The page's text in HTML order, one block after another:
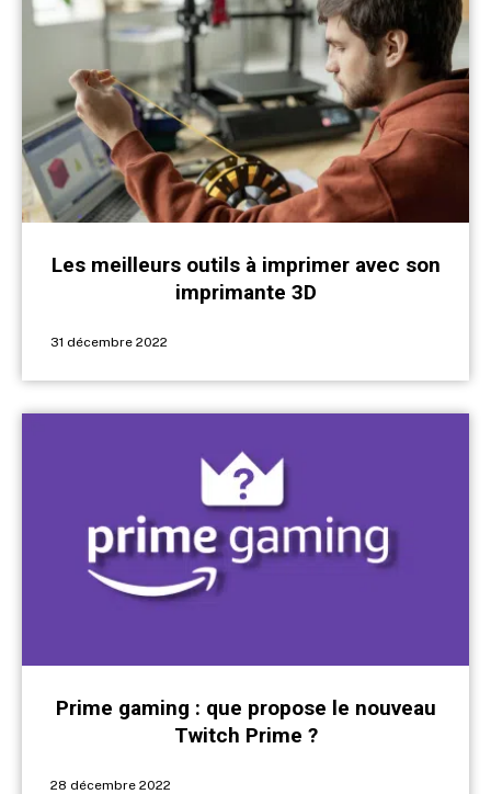
Les meilleurs outils à imprimer avec son
imprimante 3D
31 décembre 2022
Prime gaming : que propose le nouveau
Twitch Prime ?
28 décembre 2022